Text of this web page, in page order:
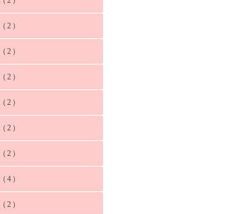
2）
2）
2）
2）
2）
2）
4）
2）